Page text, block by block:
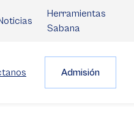
Herramientas
Sabana
Admisión